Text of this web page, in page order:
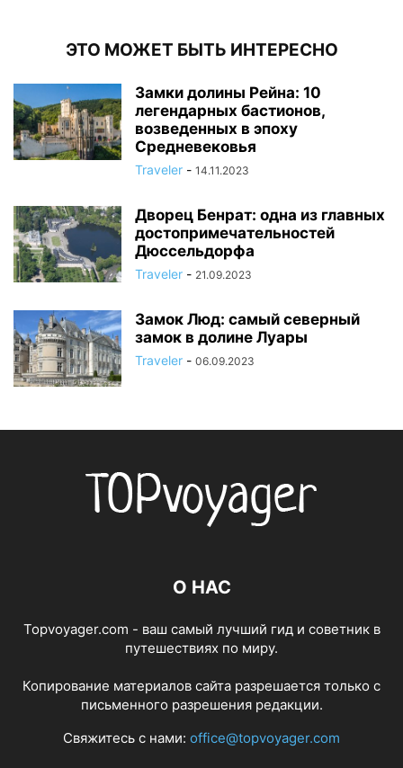
ЭТО МОЖЕТ БЫТЬ ИНТЕРЕСНО
Замки долины Рейна: 10
легендарных бастионов,
возведенных в эпоху
Средневековья
Traveler - 14.11.2023
Дворец Бенрат: одна из главных
достопримечательностей
Дюссельдорфа
Traveler - 21.09.2023
Замок Люд: самый северный
замок в долине Луары
Traveler - 06.09.2023
О НАС
Topvoyager.com - ваш самый лучший гид и советник в
путешествиях по миру.
Копирование материалов сайта разрешается только с
письменного разрешения редакции.
Свяжитесь с нами: office@topvoyager.com